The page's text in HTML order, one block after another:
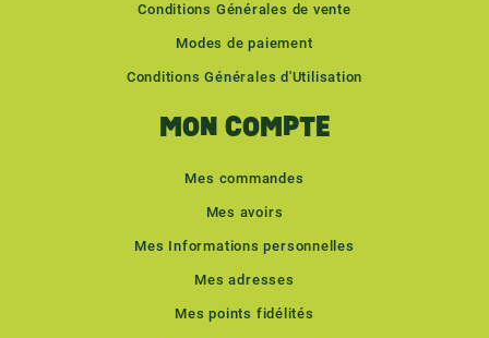
Conditions Générales de vente
Modes de paiement
Conditions Générales d'Utilisation
MON COMPTE
Mes commandes
Mes avoirs
Mes Informations personnelles
Mes adresses
Mes points fidélités